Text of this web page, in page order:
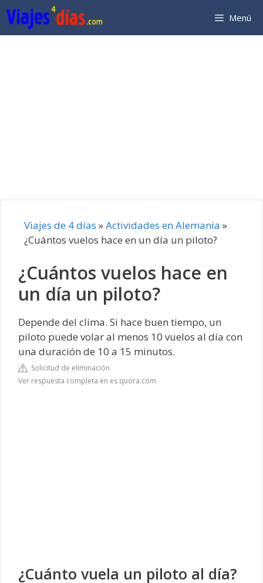
Saltar
al
contenido
Menú
Viajes de 4 días »Actividades en Alemania »
¿Cuántos vuelos hace en un día un piloto?
¿Cuántos vuelos hace en
un día un piloto?
Depende del clima. Si hace buen tiempo, un
piloto puede volar al menos 10 vuelos al día con
una duración de 10 a 15 minutos.
Solicitud de eliminación
Ver respuesta completa en es.quora.com
¿Cuánto vuela un piloto al día?